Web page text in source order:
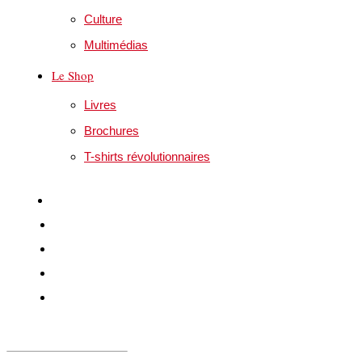
Culture
Multimédias
Le Shop
Livres
Brochures
T-shirts révolutionnaires